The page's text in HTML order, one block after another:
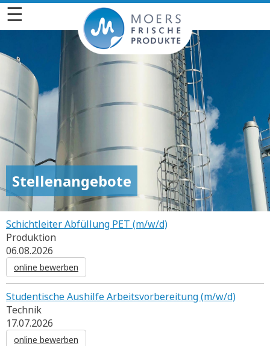
☰
Stellenangebote
Schichtleiter Abfüllung PET (m/w/d)
Produktion
06.08.2026
online bewerben
Studentische Aushilfe Arbeitsvorbereitung (m/w/d)
Technik
17.07.2026
online bewerben